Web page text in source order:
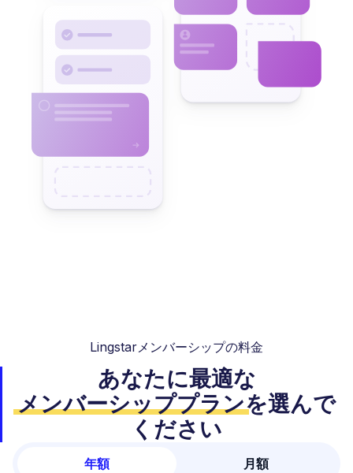
Lingstarメンバーシップの料金
あなたに最適な
メンバーシッププランを選んで
ください
年額 月額